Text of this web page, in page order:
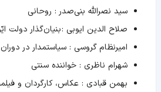
سید نصرالله بنی‌صدر : روحانی
صلاح الدین ایوبی : بنیان‌گذار دولت
امیرنظام گروسی : سیاستمدار در
شهرام ناظری : خواننده سنتی
بهمن قبادی : عکاس، کارگردان و